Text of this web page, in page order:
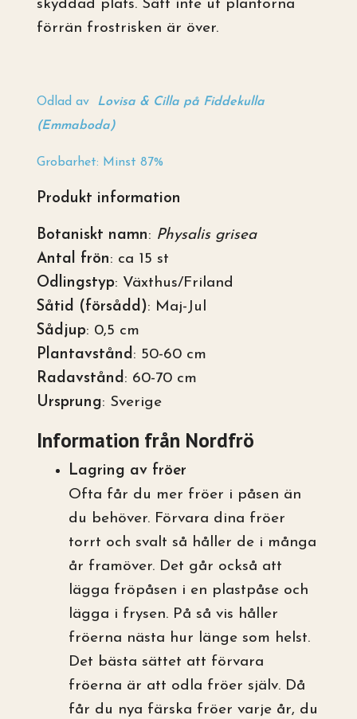
skyddad plats. Sätt inte ut plantorna
förrän frostrisken är över.
Odlad av
Lovisa & Cilla på Fiddekulla
(Emmaboda)
Grobarhet: Minst 87%
Produkt information
Botaniskt namn: Physalis grisea
Antal frön: ca 15 st
Odlingstyp: Växthus/Friland
Såtid (försådd): Maj-Jul
Sådjup: 0,5 cm
Plantavstånd: 50-60 cm
Radavstånd: 60-70 cm
Ursprung: Sverige
Information från Nordfrö
Lagring av fröer
Ofta får du mer fröer i påsen än
du behöver. Förvara dina fröer
torrt och svalt så håller de i många
år framöver. Det går också att
lägga fröpåsen i en plastpåse och
lägga i frysen. På så vis håller
fröerna nästa hur länge som helst.
Det bästa sättet att förvara
fröerna är att odla fröer själv. Då
får du nya färska fröer varje år, du